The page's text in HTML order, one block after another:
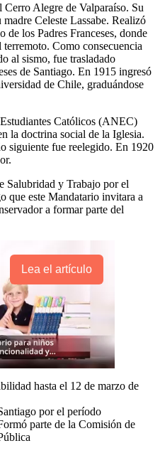
Alegre de Valparaíso. Su
Celeste Lassabe. Realizó
de los Padres Franceses, donde
Como consecuencia
al sismo, fue trasladado
de Santiago. En 1915 ingresó
de Chile, graduándose
Católicos (ANEC)
la doctrina social de la Iglesia.
siguiente fue reelegido. En 1920
Salubridad y Trabajo por el
que este Mandatario invitara a
a formar parte del
Lea el artículo
hasta el 12 de marzo de
por el período
parte de la Comisión de